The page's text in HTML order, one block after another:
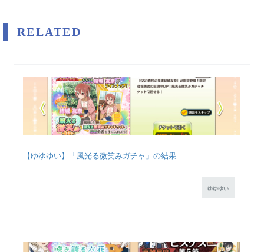
RELATED
【ゆゆゆい】「風光る微笑みガチャ」の結果…...
ゆゆゆい